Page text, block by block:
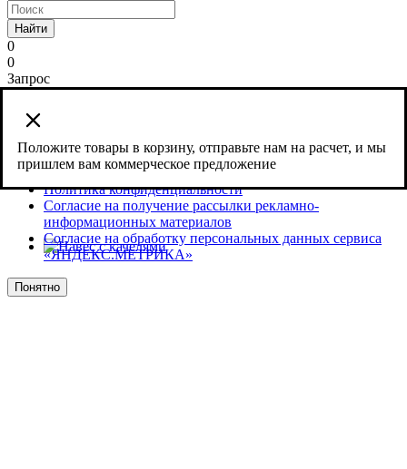
Найти
0
0
Запрос
Положите товары в корзину, отправьте нам на расчет, и мы
пришлем вам коммерческое предложение
Сайт использует cookies и сервис веб-аналитики Яндекс
Метрика, предоставляемый компанией ООО «ЯНДЕКС»,
119021, Россия, Москва, ул. Л. Толстого, 16.
Согласие на обработку персональных данных
Политика конфиденциальности
Согласие на получение рассылки рекламно-
информационных материалов
Согласие на обработку персональных данных сервиса
«ЯНДЕКС.МЕТРИКА»
Понятно